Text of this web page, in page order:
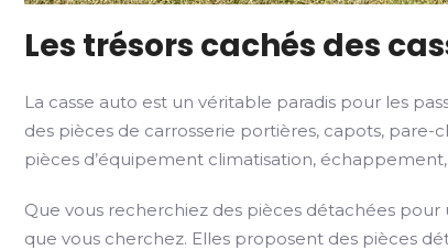
Les trésors cachés des
La casse auto est un véritable paradis pour les
des pièces de carrosserie portières, capots, pare-
pièces d’équipement climatisation,
Que vous recherchiez des pièces détachées
que vous cherchez. Elles proposent des pièces